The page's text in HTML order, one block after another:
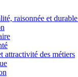
raisonnée et durable
attractivité des métiers